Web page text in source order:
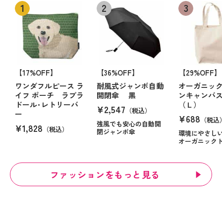
【17%OFF】
ワンダフルピース ラ
イフ ポーチ ラブラ
ドール･レトリーバ
ー
¥1,828 （税込）
【36%OFF】
耐風式ジャンボ自動
開閉傘 黒
¥2,547 （税込）
強風でも安心の自動開
閉ジャンボ傘
【29%OFF】
オーガニッ
ンキャンバ
（Ｌ）
¥688 （税
環境にやさし
オーガニック
ファッションをもっと見る